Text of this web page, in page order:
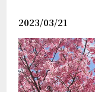
2023/03/21